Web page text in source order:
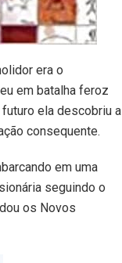
era o
em batalha feroz
ela descobriu a
consequente.
em uma
seguindo o
os Novos